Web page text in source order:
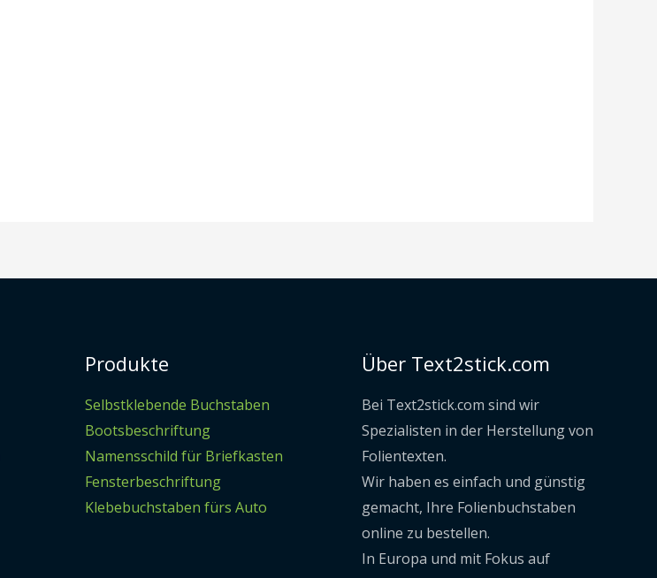
Produkte
Selbstklebende Buchstaben
Bootsbeschriftung
Namensschild für Briefkasten
Fensterbeschriftung
Klebebuchstaben fürs Auto
Über Text2stick.com
Bei Text2stick.com sind wir
Spezialisten in der Herstellung von
Folientexten.
Wir haben es einfach und günstig
gemacht, Ihre Folienbuchstaben
online zu bestellen.
In Europa und mit Fokus auf